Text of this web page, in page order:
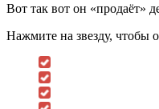
Вот так вот он «продаёт»
Нажмите на звезду, чтобы